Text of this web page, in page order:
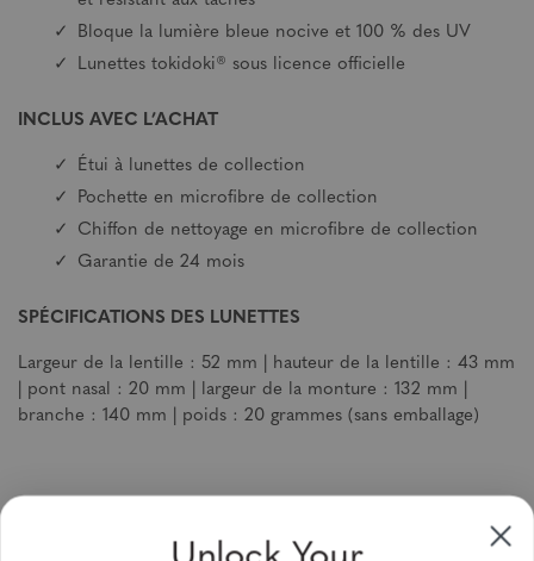
Bloque la lumière bleue nocive et 100 % des UV
Lunettes tokidoki® sous licence officielle
INCLUS AVEC L’ACHAT
Étui à lunettes de collection
Pochette en microfibre de collection
Chiffon de nettoyage en microfibre de collection
Garantie de 24 mois
SPÉCIFICATIONS DES LUNETTES
Largeur de la lentille : 52 mm | hauteur de la lentille : 43 mm
| pont nasal : 20 mm | largeur de la monture : 132 mm |
branche : 140 mm | poids : 20 grammes (sans emballage)